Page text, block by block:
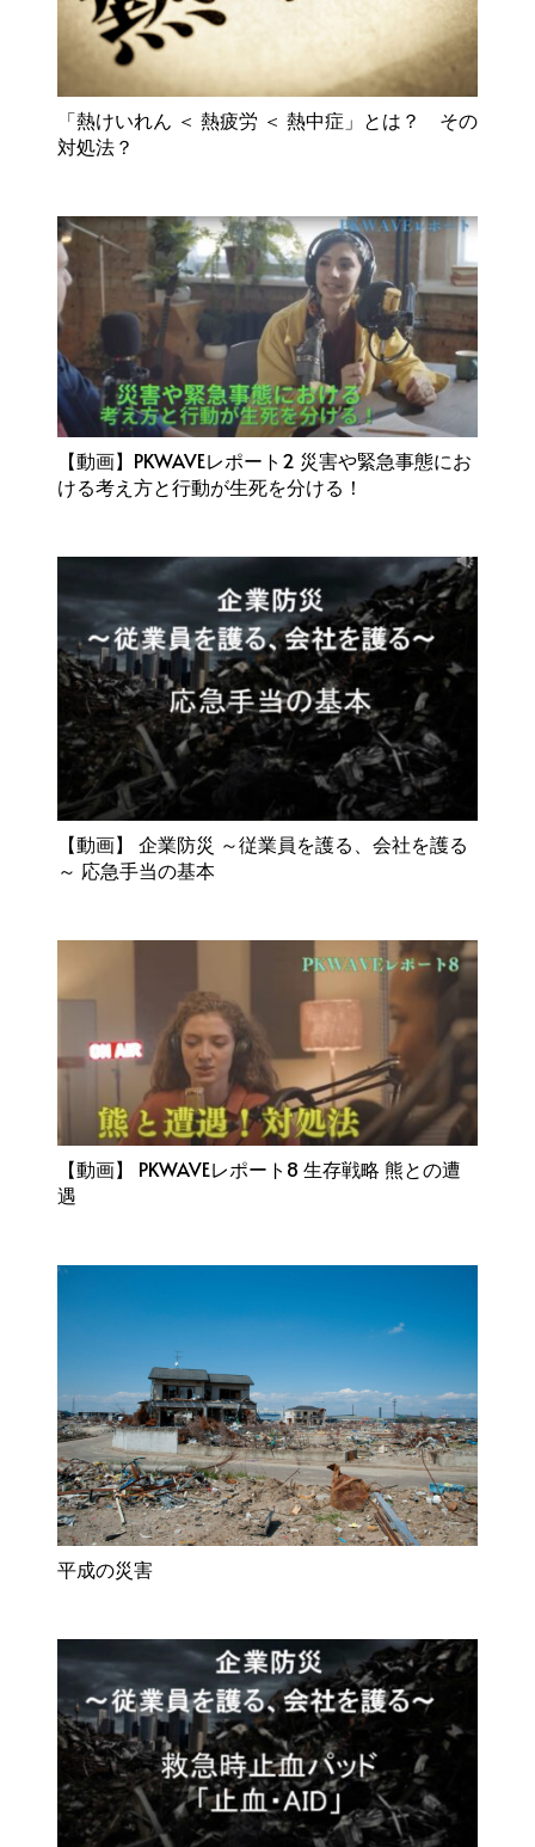
「熱けいれん ＜ 熱疲労 ＜ 熱中症」とは？ その
対処法？
【動画】PKWAVEレポート2 災害や緊急事態にお
ける考え方と行動が生死を分ける！
【動画】 企業防災 ～従業員を護る、会社を護る
～ 応急手当の基本
【動画】 PKWAVEレポート8 生存戦略 熊との遭
遇
平成の災害